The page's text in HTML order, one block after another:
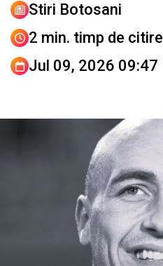
Stiri Botosani
2 min. timp de citire
Jul 09, 2026 09:47